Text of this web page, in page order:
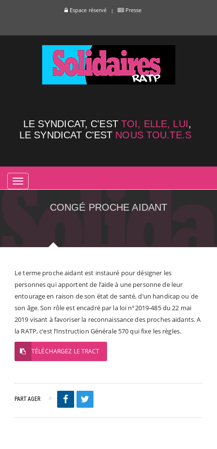
Espace réservé Presse
LE SYNDICAT, C'ESTTOI, ELLE, LUI,
LE SYNDICAT C'EST NOUS TOU.TE.S
TOGGLE
CONGÉ PROCHE AIDANT
Le terme proche aidant est instauré pour désigner les
personnes qui apportent de l’aide à une personne de leur
entourage en raison de son état de santé, d’un handicap ou de
son âge. Son rôle est encadré par la loi n°2019-485 du 22 mai
2019 visant à favoriser la reconnaissance des proches aidants. A
la RATP, c’est l’Instruction Générale 570 qui fixe les règles.
TÉLÉCHARGEZ LE TRACT
PARTAGER